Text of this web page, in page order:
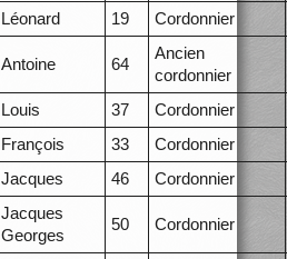
Léonard 19 Cordonnier
Antoine 64
Ancien
cordonnier
Louis 37
Cordonnier
François 33
Cordonnier
Jacques 46 Cordonnier
Jacques
Georges
50 Cordonnier